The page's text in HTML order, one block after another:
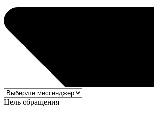
Цель обращения